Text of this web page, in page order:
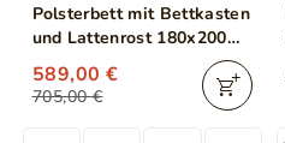
Polsterbett mit Bettkasten
und Lattenrost 180x200
Cloud Dunkelgrau
705,00 €
589,00 €